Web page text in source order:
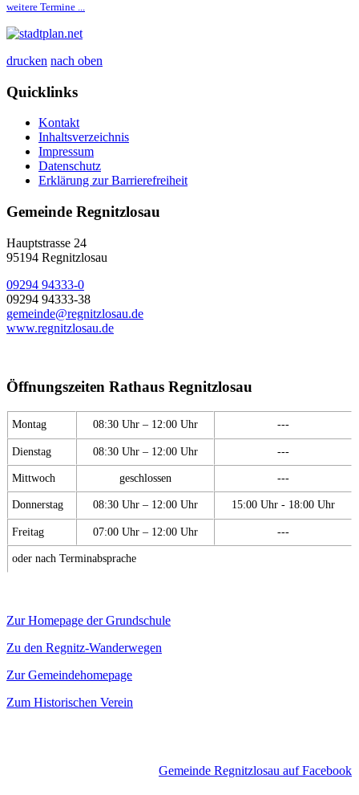
weitere Termine ...
drucken nach oben
Quicklinks
Kontakt
Inhaltsverzeichnis
Impressum
Datenschutz
Erklärung zur Barrierefreiheit
Gemeinde Regnitzlosau
Hauptstrasse 24
95194 Regnitzlosau
09294 94333-0
09294 94333-38
gemeinde@regnitzlosau.de
www.regnitzlosau.de
Öffnungszeiten Rathaus Regnitzlosau
Montag 08:30 Uhr – 12:00 Uhr ---
Dienstag 08:30 Uhr – 12:00 Uhr ---
Mittwoch geschlossen ---
Donnerstag 08:30 Uhr – 12:00 Uhr 15:00 Uhr - 18:00 Uhr
Freitag 07:00 Uhr – 12:00 Uhr ---
oder nach Terminabsprache
Zur Homepage der Grundschule
Zu den Regnitz-Wanderwegen
Zur Gemeindehomepage
Zum Historischen Verein
Gemeinde Regnitzlosau auf Facebook